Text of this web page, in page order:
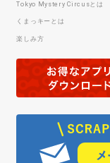
Tokyo Mystery Circusとは
くまっキーとは
楽しみ方